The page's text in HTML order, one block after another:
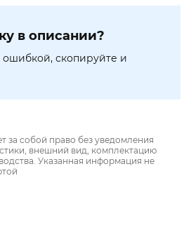
в описании?
ошибкой, скопируйте и
за собой право без уведомления
внешний вид, комплектацию
Указанная информация не